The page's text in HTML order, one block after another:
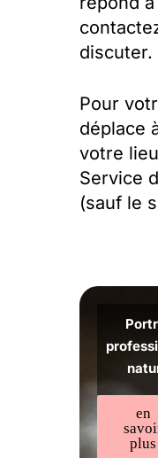
discuter.
Pour
déplace
votre
Service
(sauf le
en
plus